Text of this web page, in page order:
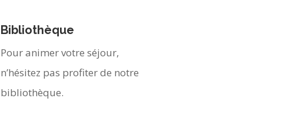
Bibliothèque
Pour animer votre séjour,
n’hésitez pas profiter de notre
bibliothèque.